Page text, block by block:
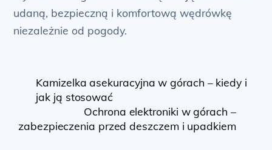
udaną, bezpieczną i komfortową wędrówkę
niezależnie od pogody.
Kamizelka asekuracyjna w górach – kiedy i
jak ją stosować
Ochrona elektroniki w górach –
zabezpieczenia przed deszczem i upadkiem